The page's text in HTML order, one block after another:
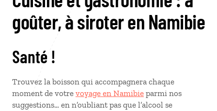
goûter, à siroter en Namibie
Santé !
Trouvez la boisson qui accompagnera chaque
moment de votre voyage en Namibie parmi nos
suggestions… en n’oubliant pas que l’alcool se